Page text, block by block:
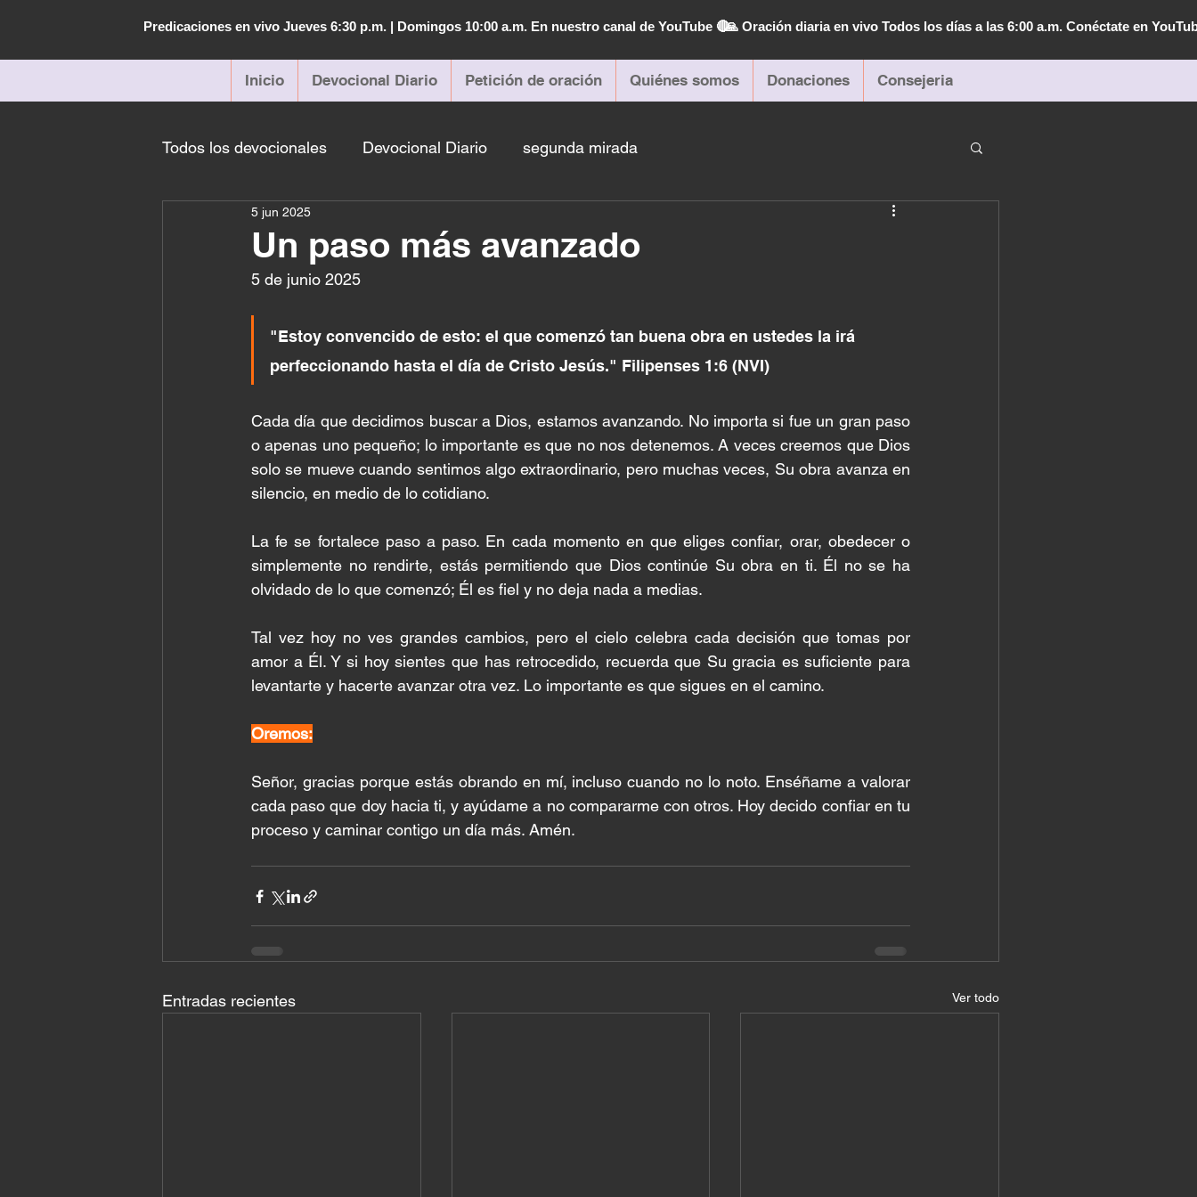
Predicaciones en vivo Jueves 6:30 p.m. | Domingos 10:00 a.m. En nuestro canal de YouTube 🔴🙏 Oración diaria en vivo Todos los días a las 6:00 a.m. Conéctate en
Inicio Devocional Diario Petición de oración Quiénes somos Donaciones Consejeria
Todos los devocionales Devocional Diario segunda mirada
Un paso más avanzado
5 jun 2025
5 de junio 2025
"Estoy convencido de esto: el que comenzó tan buena obra en ustedes la irá
perfeccionando hasta el día de Cristo Jesús." Filipenses 1:6 (NVI)
Cada día que decidimos buscar a Dios, estamos avanzando. No importa si fue un gran paso
o apenas uno pequeño; lo importante es que no nos detenemos. A veces creemos que Dios
solo se mueve cuando sentimos algo extraordinario, pero muchas veces, Su obra avanza en
silencio, en medio de lo cotidiano.
La fe se fortalece paso a paso. En cada momento en que eliges confiar, orar, obedecer o
simplemente no rendirte, estás permitiendo que Dios continúe Su obra en ti. Él no se ha
olvidado de lo que comenzó; Él es fiel y no deja nada a medias.
Tal vez hoy no ves grandes cambios, pero el cielo celebra cada decisión que tomas por
amor a Él. Y si hoy sientes que has retrocedido, recuerda que Su gracia es suficiente para
levantarte y hacerte avanzar otra vez. Lo importante es que sigues en el camino.
Oremos:
Señor, gracias porque estás obrando en mí, incluso cuando no lo noto. Enséñame a valorar
cada paso que doy hacia ti, y ayúdame a no compararme con otros. Hoy decido confiar en tu
proceso y caminar contigo un día más. Amén.
Entradas recientes Ver todo